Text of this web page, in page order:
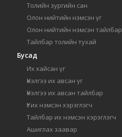
Толийн зургийн сан
Олон нийтийн нэмсэн үг
Олон нийтийн нэмсэн тайлбар
Тайлбар толийн тухай
Бусад
Их хайсан үг
Үнэлгээ их авсан үг
Үнэлгээ их авсан тайлбар
Үг их нэмсэн хэрэглэгч
Тайлбар их нэмсэн хэрэглэгч
Ашиглах заавар